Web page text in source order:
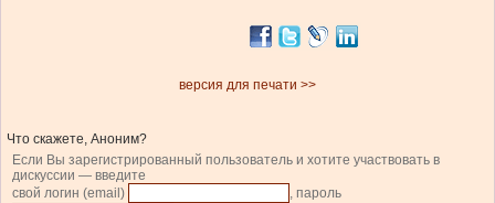
версия для печати >>
Что скажете, Аноним?
Если Вы зарегистрированный пользователь и хотите участвовать в
дискуссии — введите
свой логин (email)
, пароль